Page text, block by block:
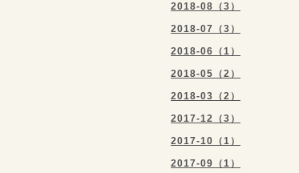
2018-08（3）
2018-07（3）
2018-06（1）
2018-05（2）
2018-03（2）
2017-12（3）
2017-10（1）
2017-09（1）